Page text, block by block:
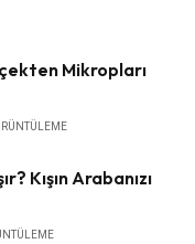
Mikropları
Kışın Arabanızı